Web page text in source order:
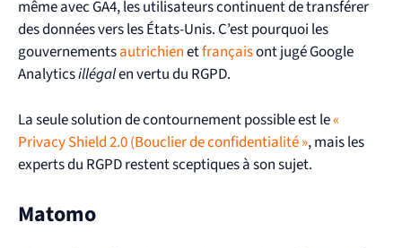
même avec GA4, les utilisateurs continuent de transférer
des données vers les États-Unis. C’est pourquoi les
gouvernementsautrichienetfrançaisont jugé Google
Analyticsillégalen vertu du RGPD.
La seule solution de contournement possible est le«
Privacy Shield 2.0 (Bouclier de confidentialité », mais les
experts du RGPD restent sceptiques à son sujet.
Matomo